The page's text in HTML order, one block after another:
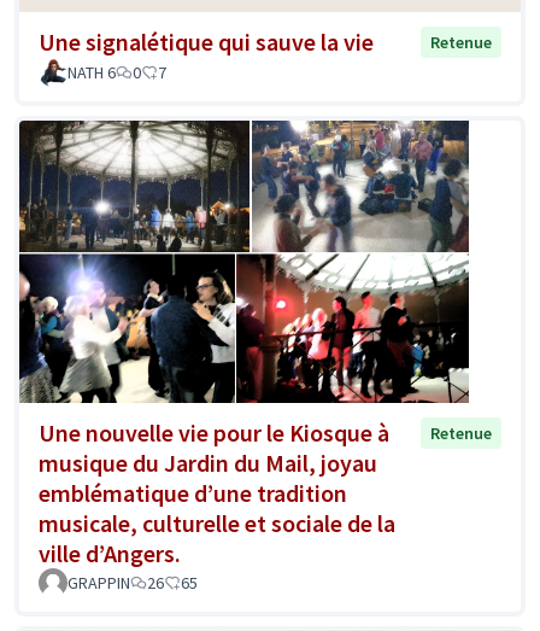
Une signalétique qui sauve la vie
Retenue
NATH 6
0 7
Une nouvelle vie pour le Kiosque à
musique du Jardin du Mail, joyau
emblématique d’une tradition
musicale, culturelle et sociale de la
ville d’Angers.
Retenue
GRAPPIN 26 65